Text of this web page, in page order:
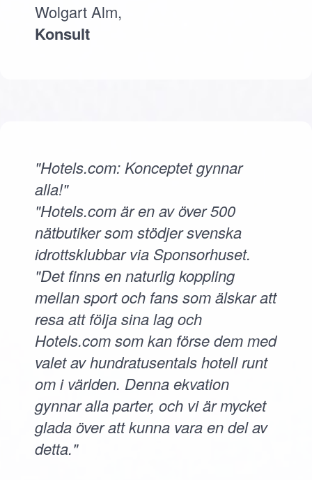
Wolgart Alm,
Konsult
"Hotels.com: Konceptet gynnar
alla!"
"Hotels.com är en av över 500
nätbutiker som stödjer svenska
idrottsklubbar via Sponsorhuset.
"Det finns en naturlig koppling
mellan sport och fans som älskar att
resa att följa sina lag och
Hotels.com som kan förse dem med
valet av hundratusentals hotell runt
om i världen. Denna ekvation
gynnar alla parter, och vi är mycket
glada över att kunna vara en del av
detta."